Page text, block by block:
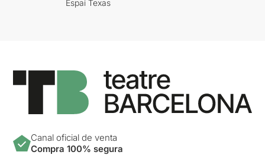
Espai Texas
Canal oficial de venta
Compra 100% segura